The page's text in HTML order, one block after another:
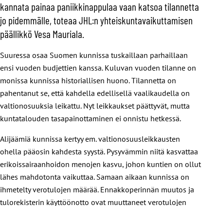
kannata painaa paniikkinappulaa vaan katsoa tilannetta
jo pidemmälle, toteaa JHL:n yhteiskuntavaikuttamisen
päällikkö Vesa Mauriala.
Suuressa osaa Suomen kunnissa tuskaillaan parhaillaan
ensi vuoden budjettien kanssa. Kuluvan vuoden tilanne on
monissa kunnissa historiallisen huono. Tilannetta on
pahentanut se, että kahdella edellisellä vaalikaudella on
valtionosuuksia leikattu. Nyt leikkaukset päättyvät, mutta
kuntatalouden tasapainottaminen ei onnistu hetkessä.
Alijäämiä kunnissa kertyy em. valtionosuusleikkausten
ohella pääosin kahdesta syystä. Pysyvämmin niitä kasvattaa
erikoissairaanhoidon menojen kasvu, johon kuntien on ollut
lähes mahdotonta vaikuttaa. Samaan aikaan kunnissa on
ihmetelty verotulojen määrää. Ennakkoperinnän muutos ja
tulorekisterin käyttöönotto ovat muuttaneet verotulojen